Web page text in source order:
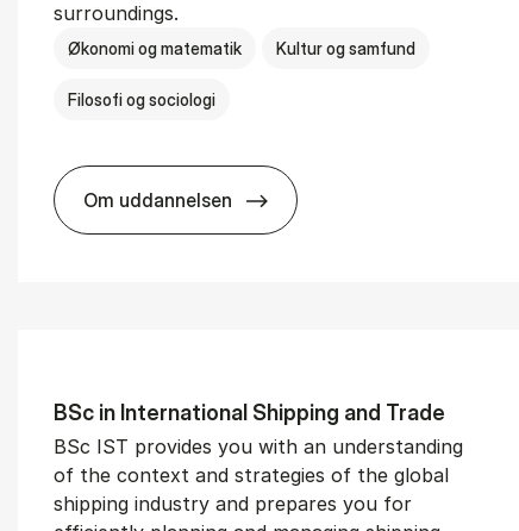
Man­age­ment
surroundings.
Økonomi og matematik Kultur og samfund
Filosofi og sociologi
Om uddannelsen
BSc in Busi­ness Ad­min­is­tra­tion and
BSc in In­ter­na­tion­al Ship­ping and Trade
BSc IST provides you with an understanding
of the context and strategies of the global
shipping industry and prepares you for